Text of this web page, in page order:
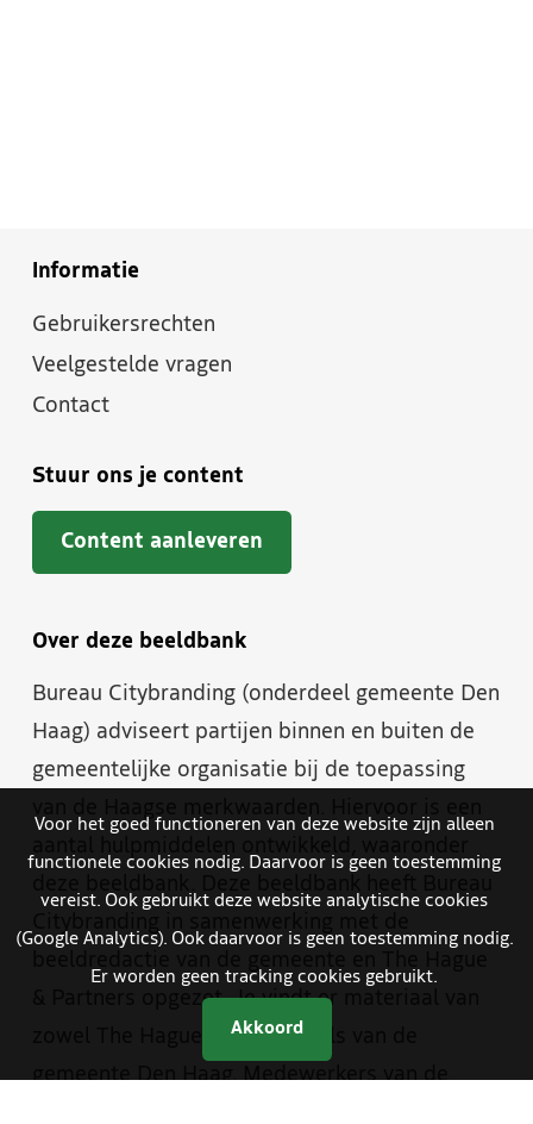
Informatie
Gebruikersrechten
Veelgestelde vragen
Contact
Stuur ons je content
Content aanleveren
Over deze beeldbank
Bureau Citybranding (onderdeel gemeente Den
Haag) adviseert partijen binnen en buiten de
gemeentelijke organisatie bij de toepassing
& Partners opgezet. Je vindt er materiaal van
zowel The Hague & Partners als van de
gemeente Den Haag. Medewerkers van de
Voor het goed functioneren van deze website zijn alleen
functionele cookies nodig. Daarvoor is geen toestemming
vereist. Ook gebruikt deze website analytische cookies
(Google Analytics). Ook daarvoor is geen toestemming nodig.
Er worden geen tracking cookies gebruikt.
Akkoord